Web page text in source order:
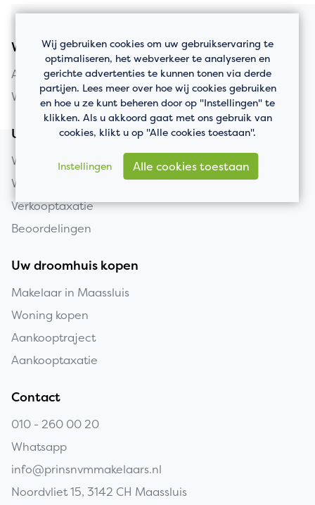
Woningaanbod
Appartement kopen
Woning kopen
Uw huis verkopen
Woning verkopen
Wat is mijn huis waard?
Verkooptaxatie
Beoordelingen
Uw droomhuis kopen
Makelaar in Maassluis
Woning kopen
Aankooptraject
Aankooptaxatie
Contact
010 - 260 00 20
Whatsapp
info@prinsnvmmakelaars.nl
Noordvliet 15, 3142 CH Maassluis
Wij gebruiken cookies om uw gebruikservaring te
optimaliseren, het webverkeer te analyseren en
gerichte advertenties te kunnen tonen via derde
partijen. Lees meer over hoe wij cookies gebruiken
en hoe u ze kunt beheren door op "Instellingen" te
klikken. Als u akkoord gaat met ons gebruik van
cookies, klikt u op "Alle cookies toestaan".
Instellingen Alle cookies toestaan